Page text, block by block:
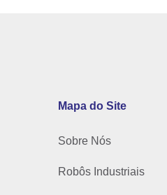
Mapa do Site
Sobre Nós
Robôs Industriais